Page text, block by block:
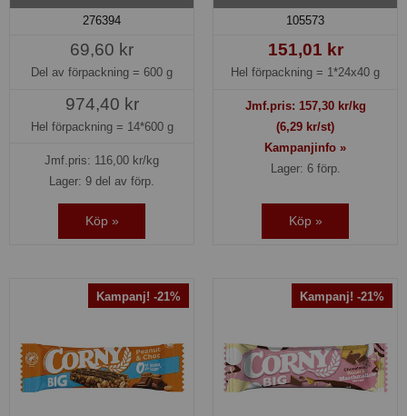
276394
69,60 kr
Del av förpackning = 600 g
974,40 kr
Hel förpackning = 14*600 g
Jmf.pris: 116,00 kr/kg
Lager: 9 del av förp.
Köp »
105573
151,01 kr
Hel förpackning = 1*24x40 g
Jmf.pris: 157,30kr/kg
(6,29 kr/st)
Kampanjinfo »
Lager: 6 förp.
Köp »
Kampanj! -21% Kampanj! -21%